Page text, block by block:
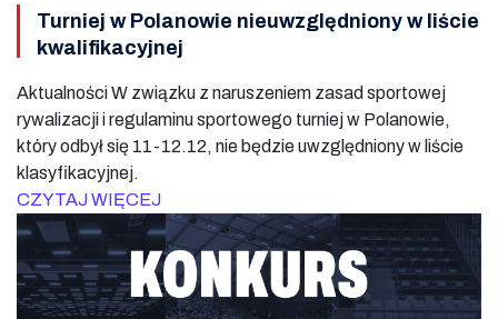
Turniej w Polanowie nieuwzględniony w liście
kwalifikacyjnej
Aktualności W związku z naruszeniem zasad sportowej
rywalizacji i regulaminu sportowego turniej w Polanowie,
który odbył się 11-12.12, nie będzie uwzględniony w liście
klasyfikacyjnej.
CZYTAJ WIĘCEJ